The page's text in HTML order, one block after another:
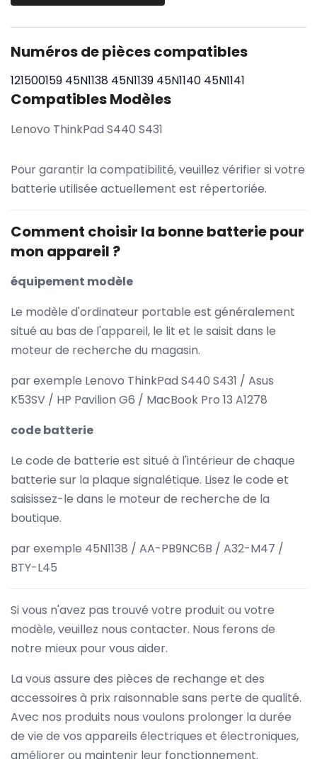
Numéros de pièces compatibles
121500159 45N1138 45N1139 45N1140 45N1141
Compatibles Modèles
Lenovo ThinkPad S440 S431
Pour garantir la compatibilité, veuillez vérifier si votre
batterie utilisée actuellement est répertoriée.
Comment choisir la bonne batterie pour
mon appareil ?
équipement modèle
Le modèle d'ordinateur portable est généralement
situé au bas de l'appareil, le lit et le saisit dans le
moteur de recherche du magasin.
par exemple Lenovo ThinkPad S440 S431 / Asus
K53SV / HP Pavilion G6 / MacBook Pro 13 A1278
code batterie
Le code de batterie est situé à l'intérieur de chaque
batterie sur la plaque signalétique. Lisez le code et
saisissez-le dans le moteur de recherche de la
boutique.
par exemple 45N1138 / AA-PB9NC6B / A32-M47 /
BTY-L45
Si vous n'avez pas trouvé votre produit ou votre
modèle, veuillez nous contacter. Nous ferons de
notre mieux pour vous aider.
La vous assure des pièces de rechange et des
accessoires à prix raisonnable sans perte de qualité.
Avec nos produits nous voulons prolonger la durée
de vie de vos appareils électriques et électroniques,
améliorer ou maintenir leur fonctionnement.